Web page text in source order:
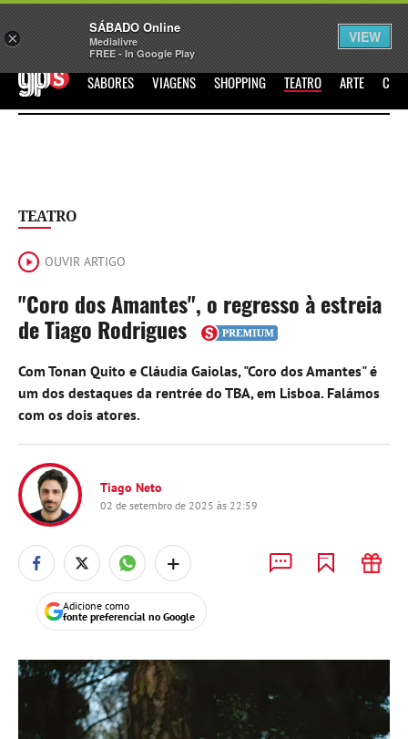
Sábado Assine Iniciar Sessão
GPS SABORES VIAGENS SHOPPING TEATRO ARTE
TEATRO
OUVIR ARTIGO
"Coro dos Amantes", o regresso à estreia
de Tiago Rodrigues
Com Tonan Quito e Cláudia Gaiolas, "Coro dos Amantes" é
um dos destaques da rentrée do TBA, em Lisboa. Falámos
com os dois atores.
Tiago Neto
02 de setembro de 2025 às 22:59
+
Adicione como
fonte preferencial no Google
×
SÁBADO Online
Medialivre
FREE - In Google Play
VIEW